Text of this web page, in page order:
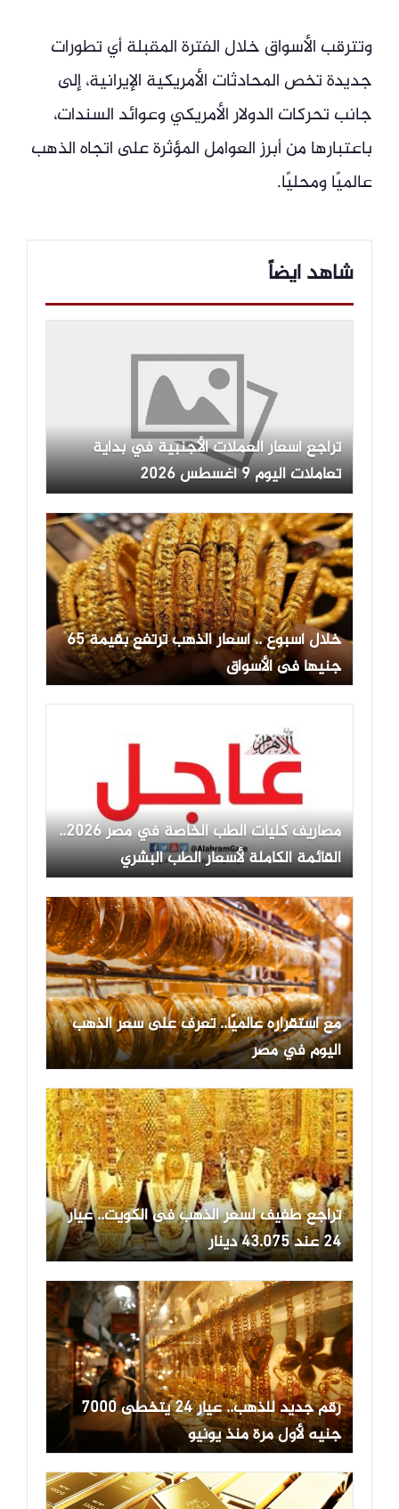
وتترقب الأسواق خلال الفترة المقبلة أي تطورات
جديدة تخص المحادثات الأمريكية الإيرانية، إلى
جانب تحركات الدولار الأمريكي وعوائد السندات،
باعتبارها من أبرز العوامل المؤثرة على اتجاه الذهب
عالميًا ومحليًا.
شاهد ايضاً
تراجع أسعار العملات الأجنبية في بداية
تعاملات اليوم 9 أغسطس 2026
خلال أسبوع .. أسعار الذهب ترتفع بقيمة 65
جنيها فى الأسواق
مصاريف كليات الطب الخاصة في مصر 2026..
القائمة الكاملة لأسعار الطب البشري
مع استقراره عالميًا.. تعرف على سعر الذهب
اليوم في مصر
تراجع طفيف لسعر الذهب فى الكويت.. عيار
24 عند 43.075 دينار
رقم جديد للذهب.. عيار 24 يتخطى 7000
جنيه لأول مرة منذ يونيو